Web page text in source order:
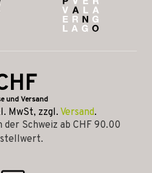
und Versand
MwSt, zzgl. Versand.
Schweiz ab CHF 90.00